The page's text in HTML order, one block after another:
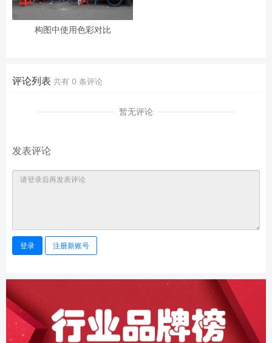
构图中使用色彩对比
评论列表 共有 0 条评论
暂无评论
发表评论
登录 注册新账号